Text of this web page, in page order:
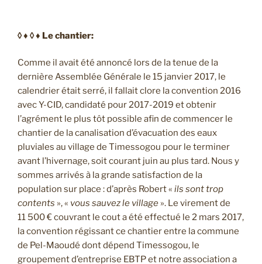
◊ ♦ ◊ ♦ Le chantier:
Comme il avait été annoncé lors de la tenue de la
dernière Assemblée Générale le 15 janvier 2017, le
calendrier était serré, il fallait clore la convention 2016
avec Y-CID, candidaté pour 2017-2019 et obtenir
l’agrément le plus tôt possible afin de commencer le
chantier de la canalisation d’évacuation des eaux
pluviales au village de Timessogou pour le terminer
avant l’hivernage, soit courant juin au plus tard. Nous y
sommes arrivés à la grande satisfaction de la
population sur place : d’après Robert « ils sont trop
contents », « vous sauvez le village ». Le virement de
11 500 € couvrant le cout a été effectué le 2 mars 2017,
la convention régissant ce chantier entre la commune
de Pel-Maoudé dont dépend Timessogou, le
groupement d’entreprise EBTP et notre association a